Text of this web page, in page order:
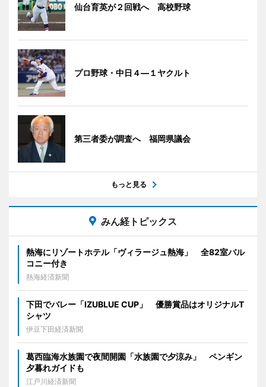
仙台育英が２回戦へ 高校野球
プロ野球・中日４―１ヤクルト
第三者委が調査へ 福岡県議会
もっと見る
みん経トピックス
熱海にリゾートホテル「ヴィラージュ熱海」 全82室バル
コニー付き
熱海経済新聞
下田でバレー「IZUBLUE CUP」 優勝賞品はオリジナルT
シャツ
伊豆下田経済新聞
葛西臨海水族園で夜間開園「水族園で夕涼み」 ペンギン
夕暮れガイドも
江戸川経済新聞